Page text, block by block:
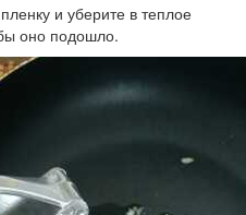
и уберите в теплое
оно подошло.